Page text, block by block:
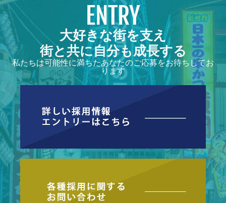
ENTRY
大好きな街を支え
街と共に自分も成長する
私たちは可能性に満ちたあなたのご応募をお待ちしてお
ります